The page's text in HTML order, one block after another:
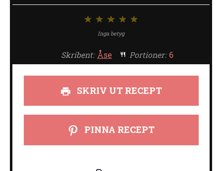
4
3
stjärnor
stjärnor
stjärna
Inga betyg
Skribent: Åse Portioner: 6
SKRIV UT RECEPT
PINNA RECEPT